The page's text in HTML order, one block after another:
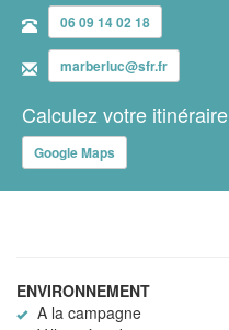
06 09 14 02 18
marberluc@sfr.fr
Calculez votre itinéraire
Google Maps
ENVIRONNEMENT
A la campagne